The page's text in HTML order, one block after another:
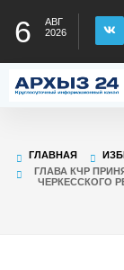
6
АВГ
2026
ГЛАВНАЯ
ГЛАВА КЧР
ЧЕРКЕССКОГО